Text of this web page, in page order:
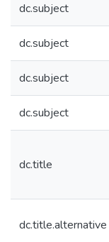
dc.subject
dc.subject
dc.subject
dc.subject
dc.title
dc.title.alternative